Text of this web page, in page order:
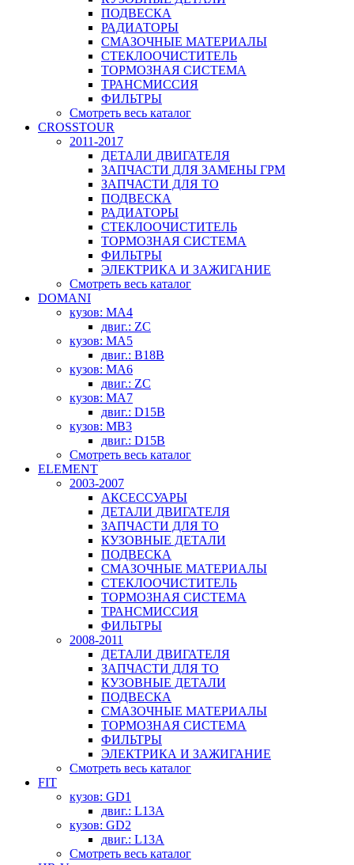
ПОДВЕСКА
РАДИАТОРЫ
СМАЗОЧНЫЕ МАТЕРИАЛЫ
СТЕКЛООЧИСТИТЕЛЬ
ТОРМОЗНАЯ СИСТЕМА
ТРАНСМИССИЯ
ФИЛЬТРЫ
Смотреть весь каталог
CROSSTOUR
2011-2017
ДЕТАЛИ ДВИГАТЕЛЯ
ЗАПЧАСТИ ДЛЯ ЗАМЕНЫ ГРМ
ЗАПЧАСТИ ДЛЯ ТО
ПОДВЕСКА
РАДИАТОРЫ
СТЕКЛООЧИСТИТЕЛЬ
ТОРМОЗНАЯ СИСТЕМА
ФИЛЬТРЫ
ЭЛЕКТРИКА И ЗАЖИГАНИЕ
Смотреть весь каталог
DOMANI
кузов: MA4
двиг.: ZC
кузов: MA5
двиг.: B18B
кузов: MA6
двиг.: ZC
кузов: MA7
двиг.: D15B
кузов: MB3
двиг.: D15B
Смотреть весь каталог
ELEMENT
2003-2007
АКСЕССУАРЫ
ДЕТАЛИ ДВИГАТЕЛЯ
ЗАПЧАСТИ ДЛЯ ТО
КУЗОВНЫЕ ДЕТАЛИ
ПОДВЕСКА
СМАЗОЧНЫЕ МАТЕРИАЛЫ
СТЕКЛООЧИСТИТЕЛЬ
ТОРМОЗНАЯ СИСТЕМА
ТРАНСМИССИЯ
ФИЛЬТРЫ
2008-2011
ДЕТАЛИ ДВИГАТЕЛЯ
ЗАПЧАСТИ ДЛЯ ТО
КУЗОВНЫЕ ДЕТАЛИ
ПОДВЕСКА
СМАЗОЧНЫЕ МАТЕРИАЛЫ
ТОРМОЗНАЯ СИСТЕМА
ФИЛЬТРЫ
ЭЛЕКТРИКА И ЗАЖИГАНИЕ
Смотреть весь каталог
FIT
кузов: GD1
двиг.: L13A
кузов: GD2
двиг.: L13A
Смотреть весь каталог